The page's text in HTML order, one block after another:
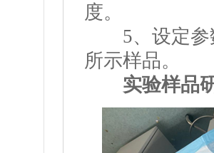
度。
5、设定参
所示样品
实验样品研